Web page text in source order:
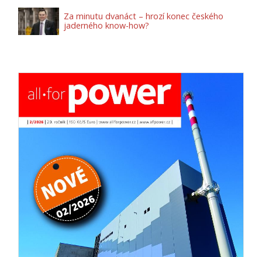
Za minutu dvanáct – hrozí konec českého
jaderného know-how?